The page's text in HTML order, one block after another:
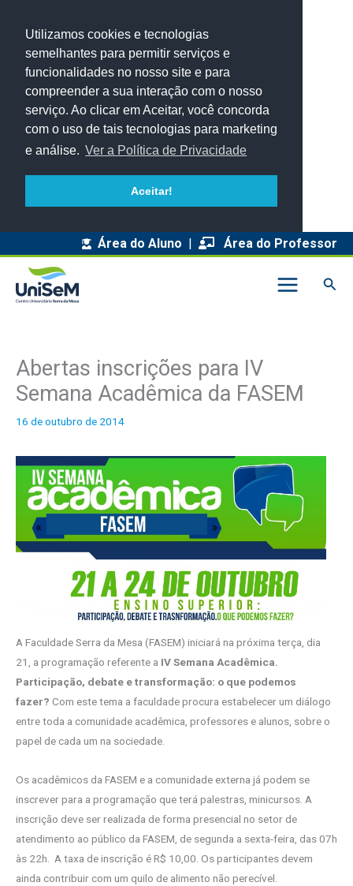
Utilizamos cookies e tecnologias
semelhantes para permitir serviços e
funcionalidades no nosso site e para
compreender a sua interação com o nosso
serviço. Ao clicar em Aceitar, você concorda
com o uso de tais tecnologias para marketing
e análise. Ver a Política de Privacidade
Aceitar!
Área do Aluno | Área do Professor
Abertas inscrições para IV
Semana Acadêmica da FASEM
16 de outubro de 2014
A Faculdade Serra da Mesa (FASEM) iniciará na próxima terça, dia
21, a programação referente a IV Semana Acadêmica.
Participação, debate e transformação: o que podemos
fazer? Com este tema a faculdade procura estabelecer um diálogo
entre toda a comunidade acadêmica, professores e alunos, sobre o
papel de cada um na sociedade.
Os acadêmicos da FASEM e a comunidade externa já podem se
inscrever para a programação que terá palestras, minicursos. A
inscrição deve ser realizada de forma presencial no setor de
atendimento ao público da FASEM, de segunda a sexta-feira, das 07h
às 22h. A taxa de inscrição é R$ 10,00. Os participantes devem
ainda contribuir com um quilo de alimento não perecível.
q
u
o
s